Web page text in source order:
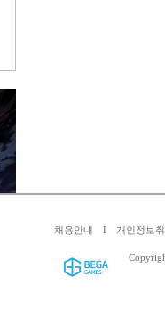
채용안내 I 개인정보